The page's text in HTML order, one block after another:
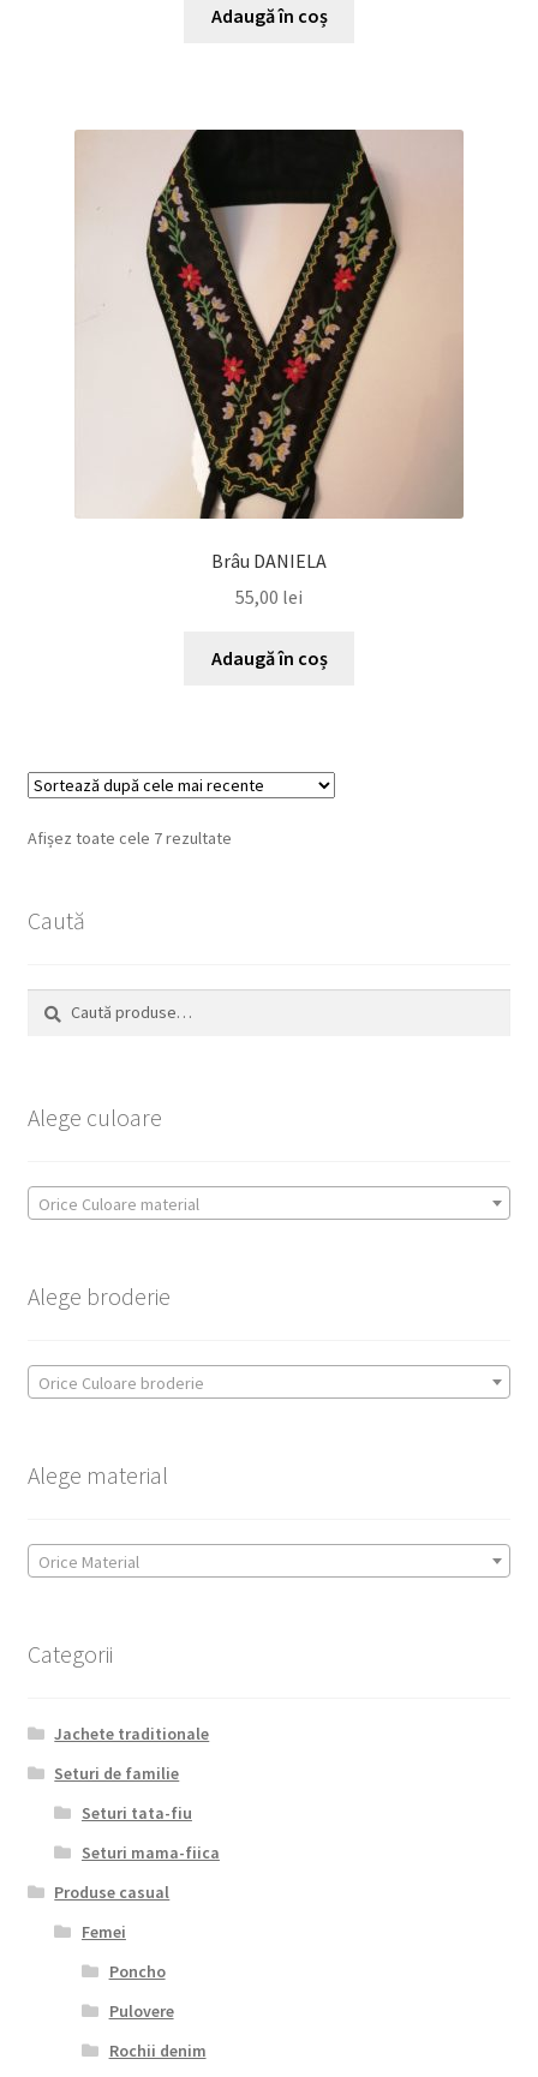
Adaugă în coș
Brâu DANIELA
55,00 lei
Adaugă în coș
Afișez toate cele 7 rezultateSortat
Caută
Caută
după:
Caută
Alege culoare
Orice Culoare material
Alege broderie
Orice Culoare broderie
Alege material
Orice Material
Categorii
Jachete traditionale
Seturi de familie
Seturi tata-fiu
Seturi mama-fiica
Produse casual
Femei
Poncho
Pulovere
Rochii denim